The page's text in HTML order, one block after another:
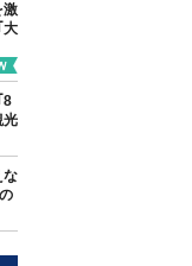
激
大
8
光
な